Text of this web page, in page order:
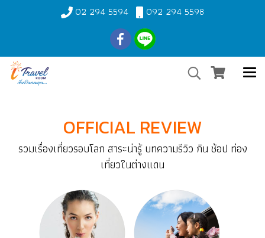
02 294 5594 092 294 5598
OFFICIAL REVIEW
รวมเรื่องเที่ยวรอบโลก สาระน่ารู้ บทความรีวิว กิน ช้อป ท่อง
เที่ยวในต่างแดน